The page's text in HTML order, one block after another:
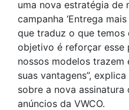
uma nova estratégia de
campanha ‘Entrega
que traduz o que temos
objetivo é reforçar esse
nossos modelos trazem
suas vantagens”,
sobre a nova assinatura
anúncios da VWCO.